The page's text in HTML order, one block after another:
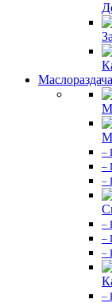
Маслораздача
–
–
–
–
–
–
–